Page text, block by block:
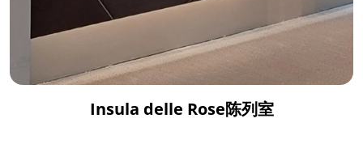
Insula delle Rose陈列室